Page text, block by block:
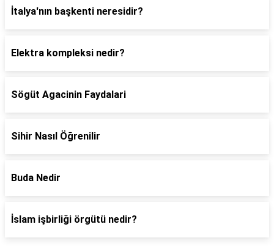
İtalya'nın başkenti neresidir?
Elektra kompleksi nedir?
Sögüt Agacinin Faydalari
Sihir Nasıl Öğrenilir
Buda Nedir
İslam işbirliği örgütü nedir?